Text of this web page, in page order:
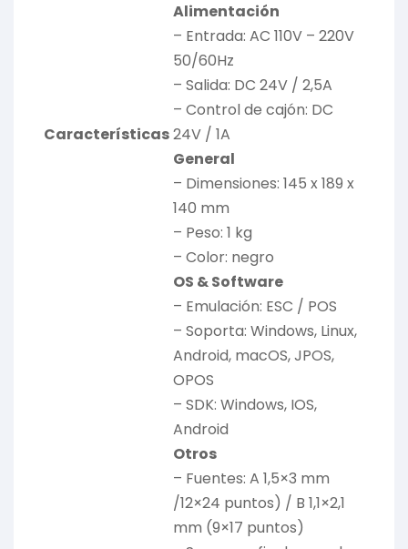
Características
Alimentación
– Entrada: AC 110V – 220V
50/60Hz
– Salida: DC 24V / 2,5A
– Control de cajón: DC
24V / 1A
General
– Dimensiones: 145 x 189 x
140 mm
– Peso: 1 kg
– Color: negro
OS & Software
– Emulación: ESC / POS
– Soporta: Windows, Linux,
Android, macOS, JPOS,
OPOS
– SDK: Windows, IOS,
Android
Otros
– Fuentes: A 1,5×3 mm
/12×24 puntos) / B 1,1×2,1
mm (9×17 puntos)